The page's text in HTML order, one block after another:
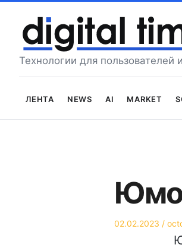
содержимому
Технологии для пользователей
Лента News AI Market
Опубликовано
02.02.2023